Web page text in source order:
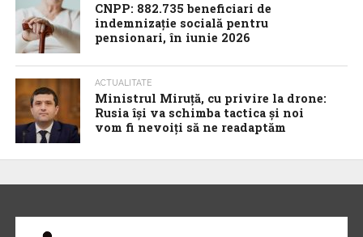
CNPP: 882.735 beneficiari de
indemnizație socială pentru
pensionari, în iunie 2026
ACTUALITATE
Ministrul Miruță, cu privire la drone:
Rusia își va schimba tactica și noi
vom fi nevoiți să ne readaptăm